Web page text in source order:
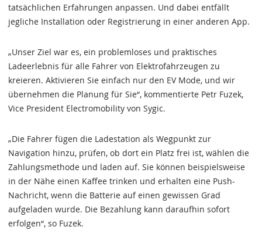
tatsächlichen Erfahrungen anpassen. Und dabei entfällt
jegliche Installation oder Registrierung in einer anderen App.
„Unser Ziel war es, ein problemloses und praktisches
Ladeerlebnis für alle Fahrer von Elektrofahrzeugen zu
kreieren. Aktivieren Sie einfach nur den EV Mode, und wir
übernehmen die Planung für Sie“, kommentierte Petr Fuzek,
Vice President Electromobility von Sygic.
„Die Fahrer fügen die Ladestation als Wegpunkt zur
Navigation hinzu, prüfen, ob dort ein Platz frei ist, wählen die
Zahlungsmethode und laden auf. Sie können beispielsweise
in der Nähe einen Kaffee trinken und erhalten eine Push-
Nachricht, wenn die Batterie auf einen gewissen Grad
aufgeladen wurde. Die Bezahlung kann daraufhin sofort
erfolgen“, so Fuzek.